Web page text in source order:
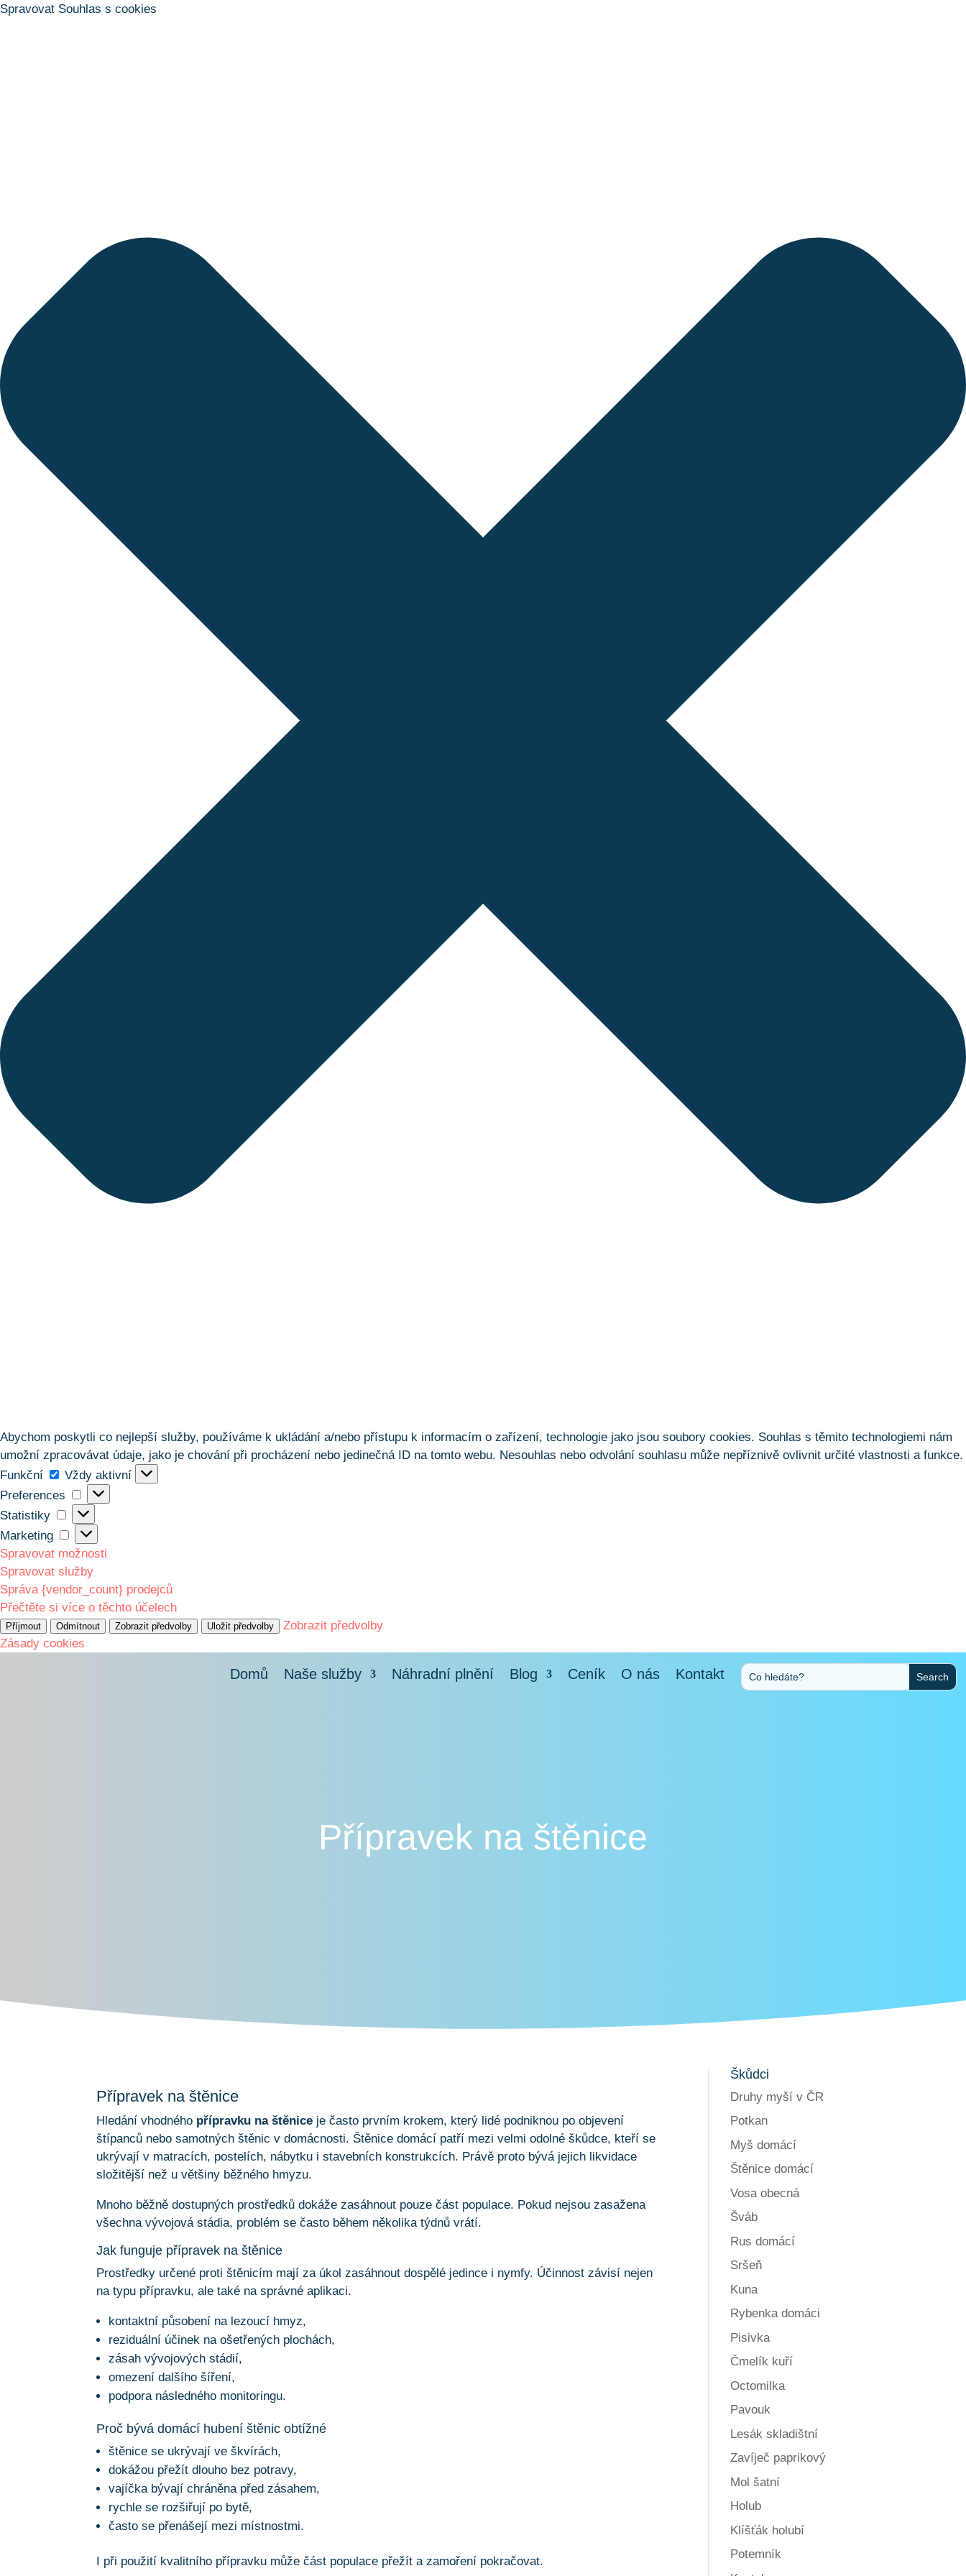
Spravovat Souhlas s cookies
Abychom poskytli co nejlepší služby, používáme k ukládání a/nebo přístupu k informacím o zařízení, technologie jako jsou soubory cookies. Souhlas s těmito technologiemi nám
umožní zpracovávat údaje, jako je chování při procházení nebo jedinečná ID na tomto webu. Nesouhlas nebo odvolání souhlasu může nepříznivě ovlivnit určité vlastnosti a funkce.
Funkční
Funkční
Vždy aktivní
Preferences
Preferences
Statistiky
Statistiky
Marketing
Marketing
Spravovat možnosti
Spravovat služby
Správa {vendor_count} prodejců
Přečtěte si více o těchto účelech
Příjmout Odmítnout Zobrazit předvolby Uložit předvolby
Zobrazit předvolby
Zásady cookies
Domů Naše služby Náhradní plnění Blog Ceník O nás Kontakt
Přípravek na štěnice
Přípravek na štěnice
Hledání vhodného přípravku na štěnice je často prvním krokem, který lidé podniknou po objevení
štípanců nebo samotných štěnic v domácnosti. Štěnice domácí patří mezi velmi odolné škůdce, kteří se
ukrývají v matracích, postelích, nábytku i stavebních konstrukcích. Právě proto bývá jejich likvidace
složitější než u většiny běžného hmyzu.
Mnoho běžně dostupných prostředků dokáže zasáhnout pouze část populace. Pokud nejsou zasažena
všechna vývojová stádia, problém se často během několika týdnů vrátí.
Jak funguje přípravek na štěnice
Prostředky určené proti štěnicím mají za úkol zasáhnout dospělé jedince i nymfy. Účinnost závisí nejen
na typu přípravku, ale také na správné aplikaci.
kontaktní působení na lezoucí hmyz,
reziduální účinek na ošetřených plochách,
zásah vývojových stádií,
omezení dalšího šíření,
podpora následného monitoringu.
Proč bývá domácí hubení štěnic obtížné
štěnice se ukrývají ve škvírách,
dokážou přežít dlouho bez potravy,
vajíčka bývají chráněna před zásahem,
rychle se rozšiřují po bytě,
často se přenášejí mezi místnostmi.
I při použití kvalitního přípravku může část populace přežít a zamoření pokračovat.
Škůdci
Druhy myší v ČR
Potkan
Myš domácí
Štěnice domácí
Vosa obecná
Šváb
Rus domácí
Sršeň
Kuna
Rybenka domáci
Pisivka
Čmelík kuří
Octomilka
Pavouk
Lesák skladištní
Zavíječ paprikový
Mol šatní
Holub
Klíšťák holubí
Potemník